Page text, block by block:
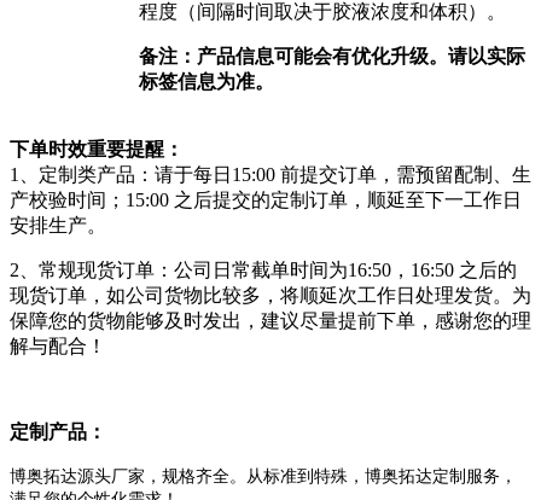
程度（间隔时间取决于胶液浓度和体积）。
备注：产品信息可能会有优化升级。请以实际
标签信息为准。
下单时效重要提醒：
1、定制类产品：请于每日15:00 前提交订单，需预留配制、生
产校验时间；15:00 之后提交的定制订单，顺延至下一工作日
安排生产。
2、常规现货订单：公司日常截单时间为16:50，16:50 之后的
现货订单，如公司货物比较多，将顺延次工作日处理发货。为
保障您的货物能够及时发出，建议尽量提前下单，感谢您的理
解与配合！
定制产品：
博奥拓达源头厂家，规格齐全。从标准到特殊，博奥拓达定制服务，